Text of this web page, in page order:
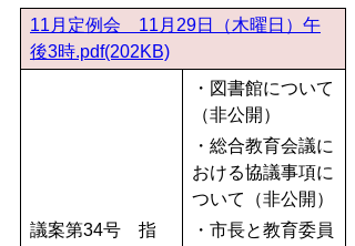
11月定例会 11月29日（木曜日）午
後3時.pdf(202KB)
議案第34号 指
・図書館について
（非公開）
・総合教育会議に
おける協議事項に
ついて（非公開）
・市長と教育委員